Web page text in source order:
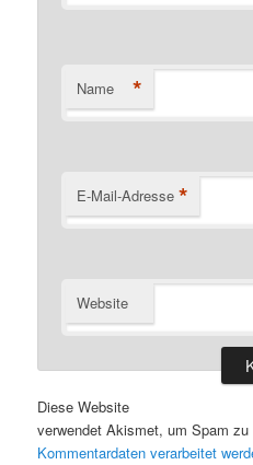
Name *
E-Mail-Adresse *
Website
Diese Website
verwendet Akismet, um Spam zu
Kommentardaten verarbeitet